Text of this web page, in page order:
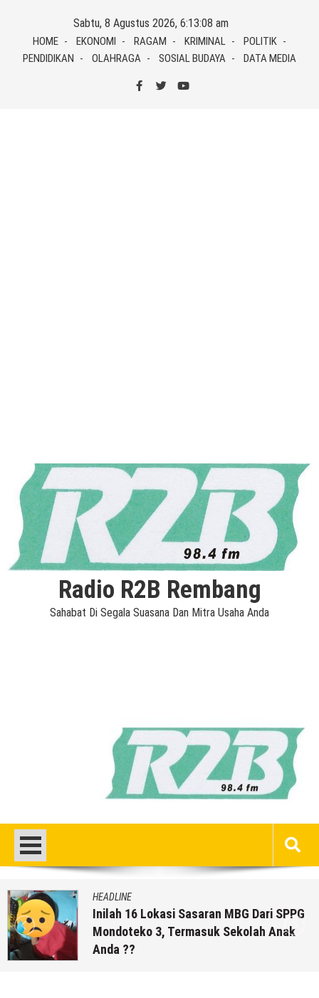
content
Sabtu, 8 Agustus 2026, 6:13:08 am
HOME EKONOMI RAGAM KRIMINAL
POLITIK
PENDIDIKAN
OLAHRAGA SOSIAL BUDAYA DATA MEDIA
Radio R2B Rembang
Sahabat Di Segala Suasana Dan Mitra Usaha Anda
HEADLINE
Inilah 16 Lokasi Sasaran MBG Dari SPPG
Mondoteko 3, Termasuk Sekolah Anak
Anda ??